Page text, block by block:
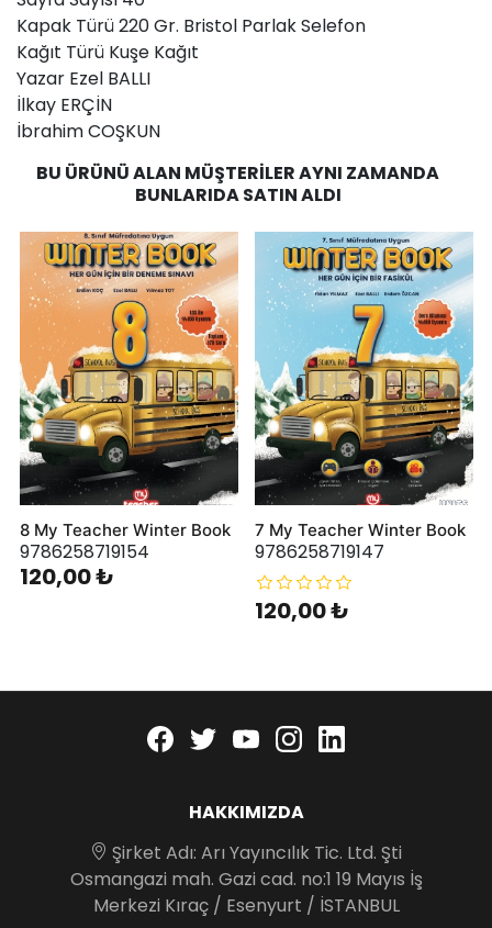
Kapak Türü 220 Gr. Bristol Parlak Selefon
Kağıt Türü Kuşe Kağıt
Yazar Ezel BALLI
İlkay ERÇİN
İbrahim COŞKUN
BU ÜRÜNÜ ALAN MÜŞTERILER AYNI ZAMANDA
BUNLARIDA SATIN ALDI
8 My Teacher Winter Book
9786258719154
120,00 ₺
7 My Teacher Winter Book
9786258719147
120,00 ₺
Facebook
twitteryoutubeinstagram
HAKKIMIZDA
Şirket Adı: Arı Yayıncılık Tic. Ltd. Şti
Osmangazi mah. Gazi cad. no:1 19 Mayıs İş
Merkezi Kıraç / Esenyurt / İSTANBUL